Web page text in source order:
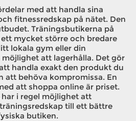
med att handla sina
fitnessredskap på nätet. Den
Träningsbutikerna på
mycket större och bredare
lokala gym eller din
att lagerhålla. Det gör
handla exakt den produkt du
att behöva kompromissa. En
att shoppa online är priset.
i regel möjlighet att
till ett bättre
butiken.